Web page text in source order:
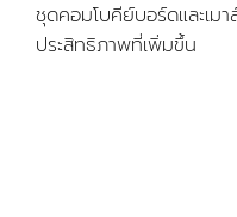
ชุดคอมโบคีย์บอร์ดและเมา
ประสิทธิภาพที่เพิ่มขึ้น